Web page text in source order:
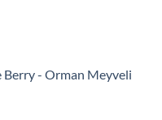
Berry - Orman Meyveli